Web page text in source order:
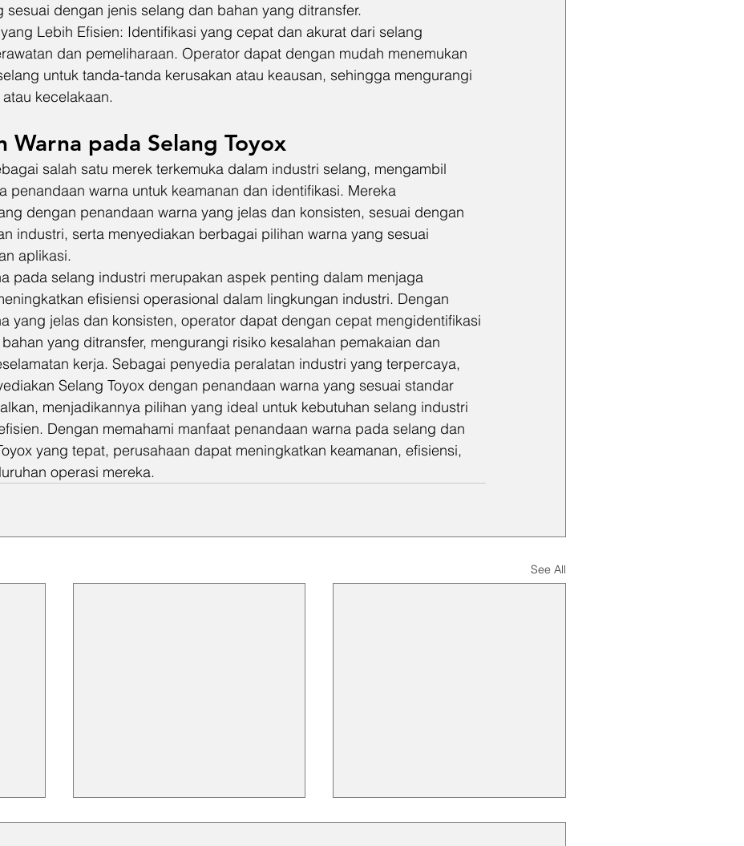
sesuai dengan jenis selang dan bahan yang ditransfer.
Lebih Efisien: Identifikasi yang cepat dan akurat dari selang
dan pemeliharaan. Operator dapat dengan mudah menemukan
untuk tanda-tanda kerusakan atau keausan, sehingga mengurangi
kecelakaan.
Warna pada Selang Toyox
salah satu merek terkemuka dalam industri selang, mengambil
penandaan warna untuk keamanan dan identifikasi. Mereka
dengan penandaan warna yang jelas dan konsisten, sesuai dengan
industri, serta menyediakan berbagai pilihan warna yang sesuai
aplikasi.
pada selang industri merupakan aspek penting dalam menjaga
efisiensi operasional dalam lingkungan industri. Dengan
yang jelas dan konsisten, operator dapat dengan cepat mengidentifikasi
yang ditransfer, mengurangi risiko kesalahan pemakaian dan
kerja. Sebagai penyedia peralatan industri yang terpercaya,
Selang Toyox dengan penandaan warna yang sesuai standar
menjadikannya pilihan yang ideal untuk kebutuhan selang industri
Dengan memahami manfaat penandaan warna pada selang dan
yang tepat, perusahaan dapat meningkatkan keamanan, efisiensi,
operasi mereka.
See All